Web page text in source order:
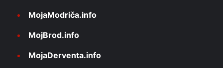
MojaModriča.info
MojBrod.info
MojaDerventa.info